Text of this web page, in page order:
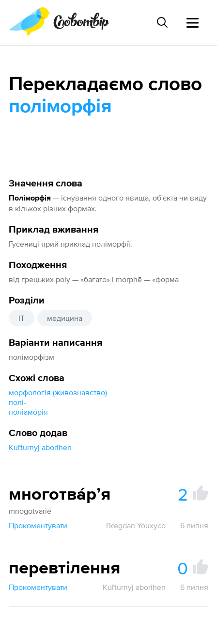
Значення слова
Поліморфія— існування одного явища, об'єкта чи виду
в кількох різних формах.
Приклад вживання
Гусениці ярий приклад поліморфії.
Походження
від грецьких poly — «багато» і morphē — «форма
Розділи
IT медицина
Варіанти написання
поліморфізм
Схожі слова
морфологія (живознавство)
полі-
поліамо́рія
Слово додав
Kuľturnyj aborihen
Перекладаємо слово
поліморфія
многотва́рʼя 2
mnogotvarié
Прокоментувати
Bœgdan Youxyco 6 липня
перевтілення 0
Прокоментувати Kuľturnyj aborihen 6 липня